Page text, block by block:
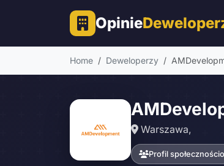
Opinie
Home Deweloperzy
Warszawa,
Profil